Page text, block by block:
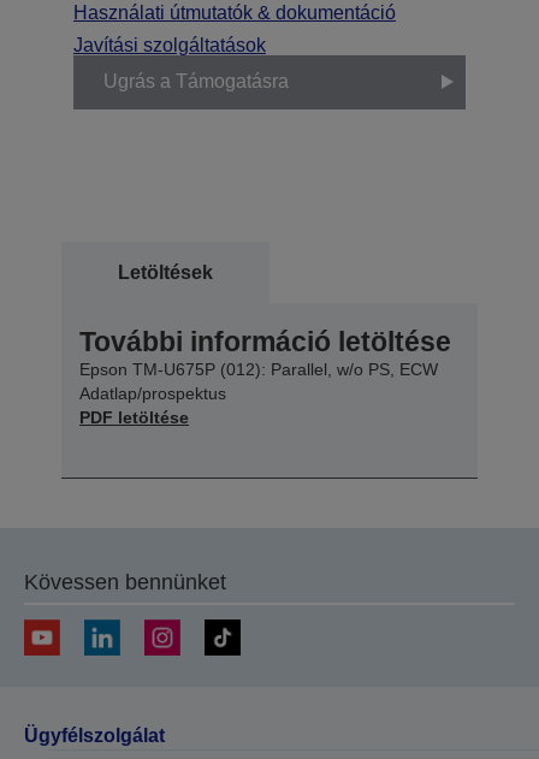
Használati útmutatók & dokumentáció
Javítási szolgáltatások
Ugrás a Támogatásra
Letöltések
További információ letöltése
Epson TM-U675P (012): Parallel, w/o PS, ECW
Adatlap/prospektus
PDF letöltése
Kövessen bennünket
Ügyfélszolgálat